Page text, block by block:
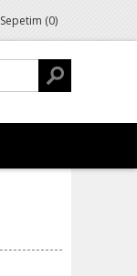
Sepetim (0)